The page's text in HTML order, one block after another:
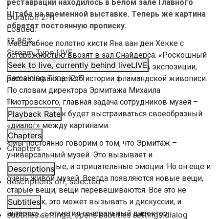
/
Duration2:11
Loaded:
12.86%
Stream TypeLIVE
Seek to live, currently behind liveLIVE
Remaining Time-2:11
1x
Playback Rate
Chapters
Chapters
Descriptions
descriptions off, selected
Subtitles
subtitles settings, opens subtitles settings dialog
реставрации находилось в Белом зале Главного
Штаба на временной выставке. Теперь же картина
обретет постоянную прописку.
Масштабное полотно кисти Яна ван ден Хекке с
осторожностью ввозят в зал Снайдерса. «Роскошный
натюрморт» обрёл постоянное место в экспозиции,
рассказывающей об истории фламандской живописи.
По словам директора Эрмитажа Михаила
Пиотровского, главная задача сотрудников музея –
проследить, как будет выстраиваться своеобразный
«диалог» между картинами.
«Мы постоянно говорим о том, что Эрмитаж –
универсальный музей. Это вызывает и
положительные, и отрицательные эмоции. Но он еще и
очень живой музей. Всегда появляются новые вещи,
старые вещи, вещи перевешиваются. Все это не
просто так, это может вызывать и дискуссии, и
интерес», – отметил генеральный директор